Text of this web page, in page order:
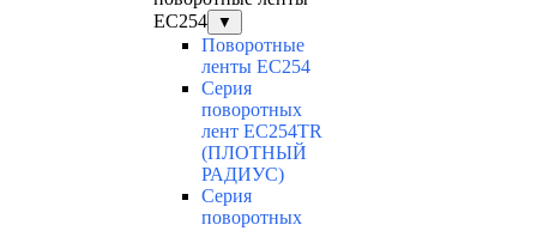
EC254
▼
Поворотные
ленты EC254
Серия
поворотных
лент EC254TR
(ПЛОТНЫЙ
РАДИУС)
Серия
поворотных